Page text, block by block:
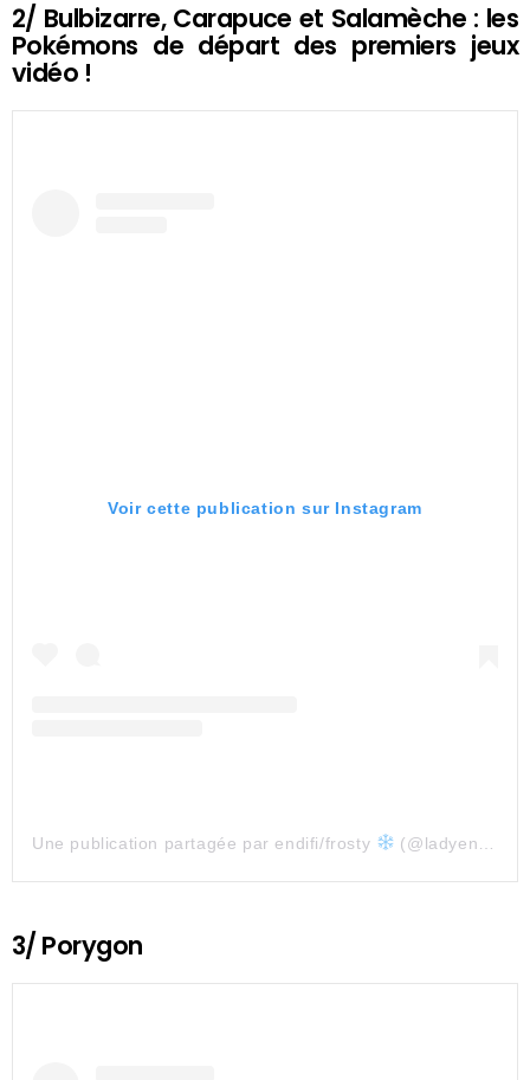
2/ Bulbizarre, Carapuce et Salamèche : les
Pokémons de départ des premiers jeux
vidéo !
Voir cette publication sur Instagram
Une publication partagée par endifi/frosty (@ladyendifi)
3/ Porygon